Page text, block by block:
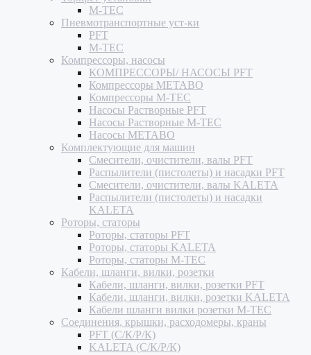
M-TEC
Пневмотранспортные уст-ки
PFT
M-TEC
Компрессоры, насосы
КОМПРЕССОРЫ/ НАСОСЫ PFT
Компрессоры METABO
Компрессоры M-TEC
Насосы Растворные PFT
Насосы Растворные M-TEC
Насосы METABO
Комплектующие для машин
Смесители, очистители, валы PFT
Распылители (пистолеты) и насадки PFT
Смесители, очистители, валы KALETA
Распылители (пистолеты) и насадки
KALETA
Роторы, статоры
Роторы, статоры PFT
Роторы, статоры KALETA
Роторы, статоры M-TEC
Кабели, шланги, вилки, розетки
Кабели, шланги, вилки, розетки PFT
Кабели, шланги, вилки, розетки KALETA
Кабели шланги вилки розетки M-TEC
Соединения, крышки, расходомеры, краны
PFT (С/К/Р/К)
KALETA (С/К/Р/К)